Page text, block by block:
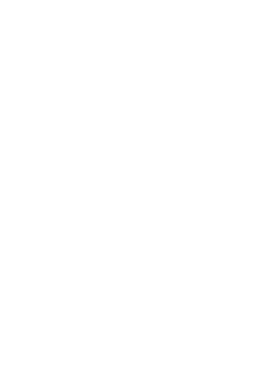
alebo neaktuálne údaje, nahláste zmenu na